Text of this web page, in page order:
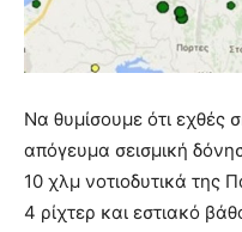
Να θυμίσουμε ότι εχθές
απόγευμα σεισμική
10 χλμ νοτιοδυτικά της
4 ρίχτερ και εστιακό